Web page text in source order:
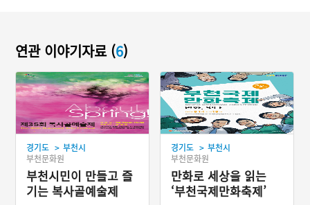
연관 이야기자료 (6)
경기도 > 부천시
부천문화원
부천시민이 만들고 즐
기는 복사골예술제
경기도 > 부천시
부천문화원
만화로 세상을 읽는
‘부천국제만화축제’